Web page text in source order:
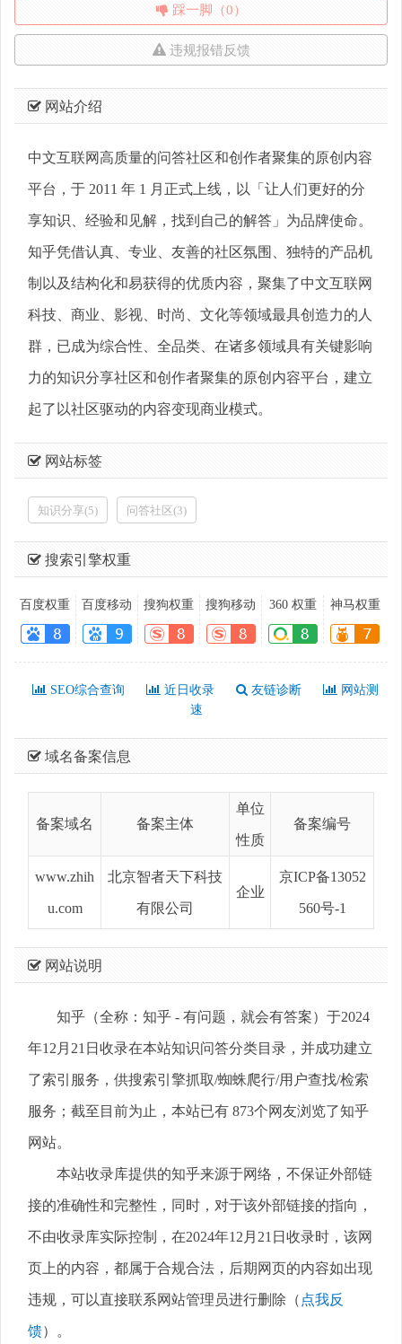
踩一脚（0）
违规报错反馈
网站介绍
中文互联网高质量的问答社区和创作者聚集的原创内容
平台，于 2011 年 1 月正式上线，以「让人们更好的分
享知识、经验和见解，找到自己的解答」为品牌使命。
知乎凭借认真、专业、友善的社区氛围、独特的产品机
制以及结构化和易获得的优质内容，聚集了中文互联网
科技、商业、影视、时尚、文化等领域最具创造力的人
群，已成为综合性、全品类、在诸多领域具有关键影响
力的知识分享社区和创作者聚集的原创内容平台，建立
起了以社区驱动的内容变现商业模式。
网站标签
知识分享(5) 问答社区(3)
搜索引擎权重
百度权重 百度移动 搜狗权重 搜狗移动 360 权重 神马权重
SEO综合查询 近日收录 友链诊断
网站测
速
域名备案信息
备案域名 备案主体
单位
性质
备案编号
www.zhih
u.com
北京智者天下科技
有限公司
企业
京ICP备13052
560号-1
网站说明
知乎（全称：知乎 - 有问题，就会有答案）于2024
年12月21日收录在本站知识问答分类目录，并成功建立
了索引服务，供搜索引擎抓取/蜘蛛爬行/用户查找/检索
服务；截至目前为止，本站已有 873个网友浏览了知乎
网站。
本站收录库提供的知乎来源于网络，不保证外部链
接的准确性和完整性，同时，对于该外部链接的指向，
不由收录库实际控制，在2024年12月21日收录时，该网
页上的内容，都属于合规合法，后期网页的内容如出现
违规，可以直接联系网站管理员进行删除（ 点我反
馈）。